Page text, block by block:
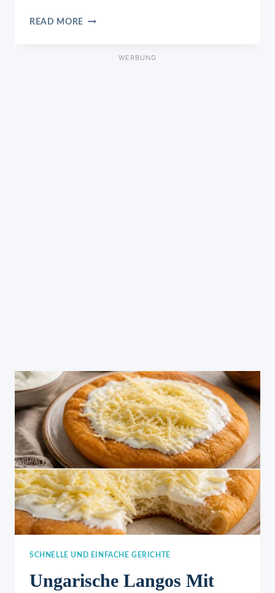
READ MORE SPAGHETTI
FRISCHKÄSE-
WERBUNG
SCHNELLE UND EINFACHE GERICHTE
Ungarische Langos Mit